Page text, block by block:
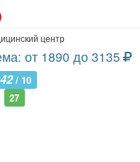
центр
от 1890 до 3135
/ 10
27